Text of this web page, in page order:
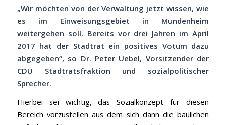
„Wir möchten von der Verwaltung jetzt wissen, wie
es im Einweisungsgebiet in Mundenheim
weitergehen soll. Bereits vor drei Jahren im April
2017 hat der Stadtrat ein positives Votum dazu
abgegeben“, so Dr. Peter Uebel, Vorsitzender der
CDU Stadtratsfraktion und sozialpolitischer
Sprecher.
Hierbei sei wichtig, das Sozialkonzept für diesen
Bereich vorzustellen aus dem sich dann die baulichen